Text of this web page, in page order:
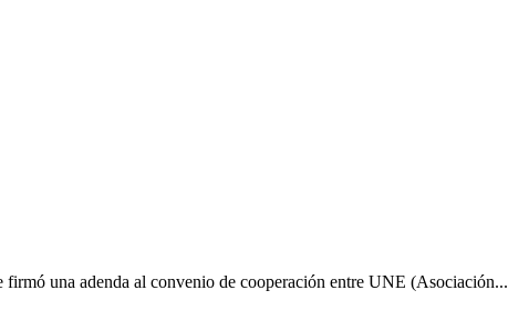
una adenda al convenio de cooperación entre UNE (Asociación...